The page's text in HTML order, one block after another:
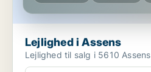
Lejlighed i Assens
Lejlighed til salg i 5610 Assens